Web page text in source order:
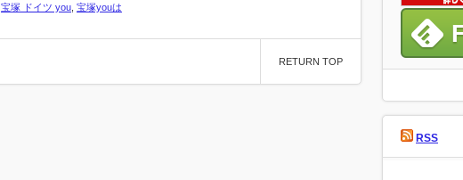
宝塚 ドイツ you 宝塚youは
RETURN TOP
RSS